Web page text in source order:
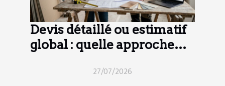
Devis détaillé ou estimatif
global : quelle approche
27/07/2026